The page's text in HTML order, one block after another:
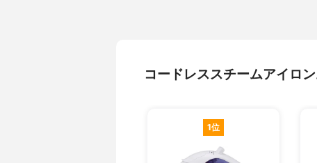
コードレススチームアイロ
1位